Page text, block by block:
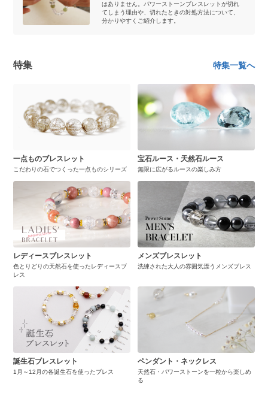
はありません。パワーストーンブレスレットが切れ
てしまう理由や、切れたときの対処方法について、
分かりやすくご紹介します。
特集 特集一覧へ
一点ものブレスレット
こだわりの石でつくった一点ものシリーズ
宝石ルース・天然石ルース
無限に広がるルースの楽しみ方
レディースブレスレット
色とりどりの天然石を使ったレディースブ
レス
メンズブレスレット
洗練された大人の雰囲気漂うメンズブレス
誕生石ブレスレット
1月～12月の各誕生石を使ったブレス
ペンダント・ネックレス
天然石・パワーストーンを一粒から楽しめ
る